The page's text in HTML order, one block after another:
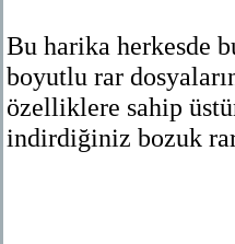
Bu harika herkesde
boyutlu rar
özelliklere sahip
indirdiğiniz bozuk